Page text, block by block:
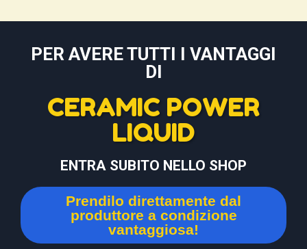
PER AVERE TUTTI I VANTAGGI
DI
CERAMIC POWER
LIQUID
ENTRA SUBITO NELLO SHOP
Prendilo direttamente dal
produttore a condizione
vantaggiosa!